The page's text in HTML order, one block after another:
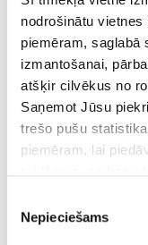
nodrošinātu
piemēram, saglabā
izmantošanai,
atšķir cilvēkus no
Saņemot Jūsu
trešo pušu
piemēram, lai
Informāciju par to,
varam kopīgot ar
izvēle
Nepieciešams
SIA